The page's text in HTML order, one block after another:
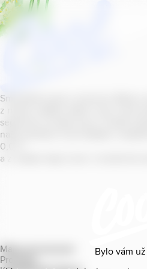
Bylo vám už
Smícháním piva s ovocnou šťávou
z našich sládků
segmentu na bázi piva v České
naše portfolio Cool skládá z
0
a z nealko řady Cool+ s funkčními
Mapa provozoven
Produkty